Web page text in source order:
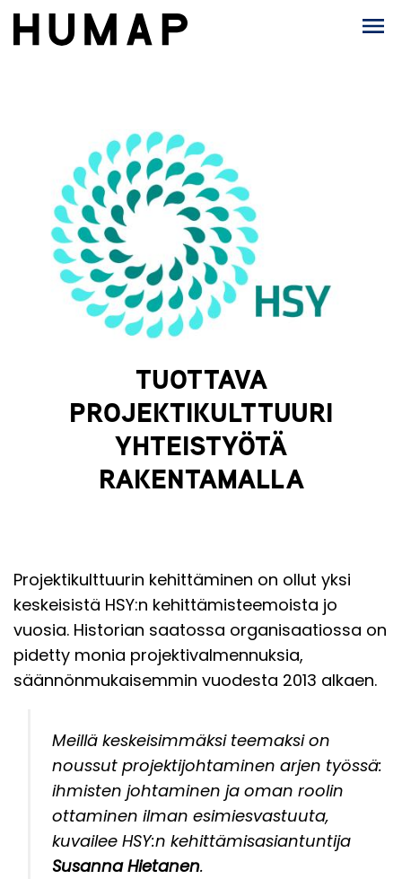
TUOTTAVA
PROJEKTIKULTTUURI
YHTEISTYÖTÄ
RAKENTAMALLA
Projektikulttuurin kehittäminen on ollut yksi
keskeisistä HSY:n kehittämisteemoista jo
vuosia. Historian saatossa organisaatiossa on
pidetty monia projektivalmennuksia,
säännönmukaisemmin vuodesta 2013 alkaen.
Meillä keskeisimmäksi teemaksi on
noussut projektijohtaminen arjen työssä:
ihmisten johtaminen ja oman roolin
ottaminen ilman esimiesvastuuta,
kuvailee HSY:n kehittämisasiantuntija
Susanna Hietanen.